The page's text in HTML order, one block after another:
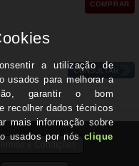
COMPRAR
Termos e Condições